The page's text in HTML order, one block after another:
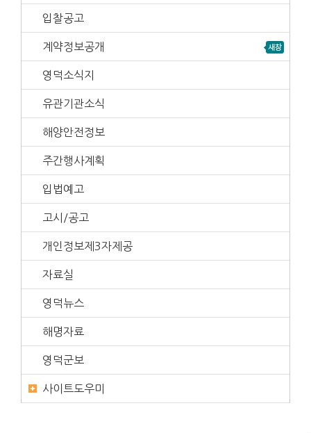
입찰공고
계약정보공개
영덕소식지
유관기관소식
해양안전정보
주간행사계획
입법예고
고시/공고
개인정보제3자제공
자료실
영덕뉴스
해명자료
영덕군보
사이트도우미